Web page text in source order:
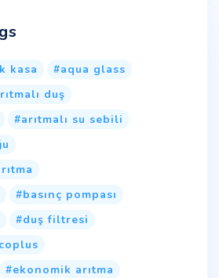
kasa
aqua glass
duş
arıtmalı su sebili
basınç pompası
duş filtresi
ekonomik arıtma